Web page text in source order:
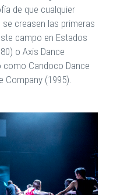
de que cualquier
creasen las primeras
campo en Estados
o Axis Dance
como Candoco Dance
Company (1995).